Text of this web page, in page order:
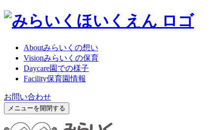
Aboutみらいくの想い
Visionみらいくの保育
Daycare園での様子
Facility保育園情報
お問い合わせ
メニューを開閉する